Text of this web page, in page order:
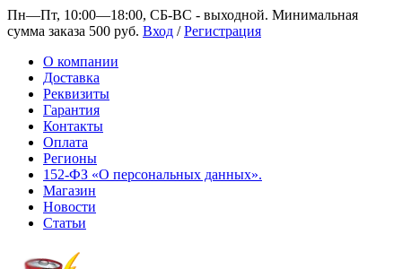
Пн—Пт, 10:00—18:00, СБ-ВС - выходной. Минимальная
сумма заказа 500 руб. Вход /Регистрация
О компании
Доставка
Реквизиты
Гарантия
Контакты
Оплата
Регионы
152-ФЗ «О персональных данных».
Магазин
Новости
Статьи